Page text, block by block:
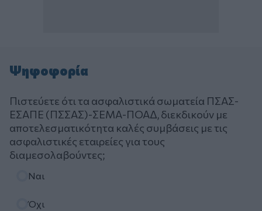
Ψηφοφορία
Πιστεύετε ότι τα ασφαλιστικά σωματεία ΠΣΑΣ-
ΕΣΑΠΕ (ΠΣΣΑΣ)-ΣΕΜΑ-ΠΟΑΔ, διεκδικούν με
αποτελεσματικότητα καλές συμβάσεις με τις
ασφαλιστικές εταιρείες για τους
διαμεσολαβούντες;
Ναι
Όχι